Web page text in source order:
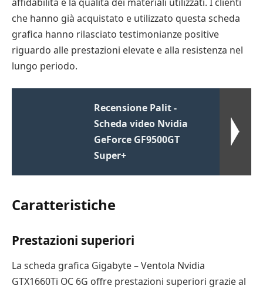
che hanno già acquistato e utilizzato questa scheda
grafica hanno rilasciato testimonianze positive
riguardo alle prestazioni elevate e alla resistenza nel
lungo periodo.
Recensione Palit -
Scheda video Nvidia
GeForce GF9500GT
Super+
Caratteristiche
Prestazioni superiori
La scheda grafica Gigabyte – Ventola Nvidia
GTX1660Ti OC 6G offre prestazioni superiori grazie al